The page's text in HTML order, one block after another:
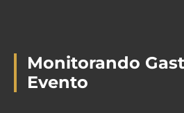
Monitorando
Evento